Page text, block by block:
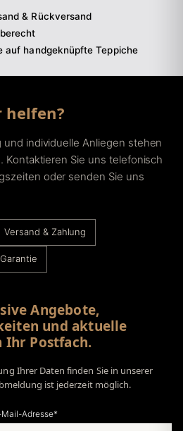
& Rückversand
auf handgeknüpfte Teppiche
helfen?
individuelle Anliegen stehen
Kontaktieren Sie uns telefonisch
oder senden Sie uns
Versand & Zahlung
Garantie
Angebote,
und aktuelle
Postfach.
Ihrer Daten finden Sie in unserer
ist jederzeit möglich.
Mail-Adresse*